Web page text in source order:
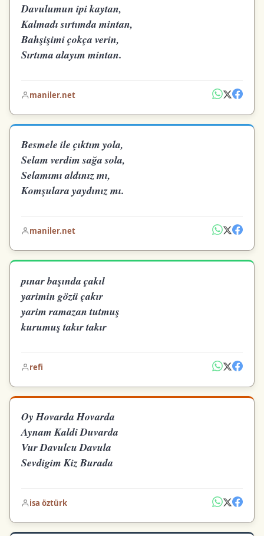
Davulumun ipi kaytan,
Kalmadı sırtımda mintan,
Bahşişimi çokça verin,
Sırtıma alayım mintan.
maniler.net
Besmele ile çıktım yola,
Selam verdim sağa sola,
Selamımı aldınız mı,
Komşulara yaydınız mı.
maniler.net
pınar başında çakıl
yarimin gözü çakır
yarim ramazan tutmuş
kurumuş takır takır
refi
Oy Hovarda Hovarda
Aynam Kaldi Duvarda
Vur Davulcu Davula
Sevdigim Kiz Burada
isa öztürk